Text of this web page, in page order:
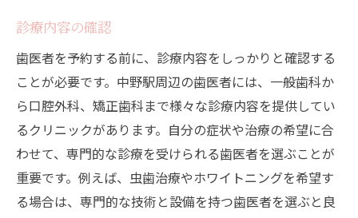
診療内容の確認
歯医者を予約する前に、診療内容をしっかりと確認する
ことが必要です。中野駅周辺の歯医者には、一般歯科か
ら口腔外科、矯正歯科まで様々な診療内容を提供してい
るクリニックがあります。自分の症状や治療の希望に合
わせて、専門的な診療を受けられる歯医者を選ぶことが
重要です。例えば、虫歯治療やホワイトニングを希望す
る場合は、専門的な技術と設備を持つ歯医者を選ぶと良